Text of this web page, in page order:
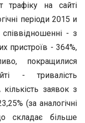
трафіку на сайті
періоди 2015 и
- з
пристроїв - 364%,
покращилися
- тривалість
заявок з
(за аналогічні
складає більше